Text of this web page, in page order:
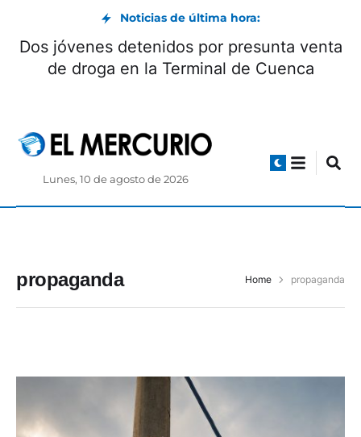
Noticias de última hora:
Dos jóvenes detenidos por presunta venta
de droga en la Terminal de Cuenca
Lunes, 10 de agosto de 2026
propaganda Home propaganda